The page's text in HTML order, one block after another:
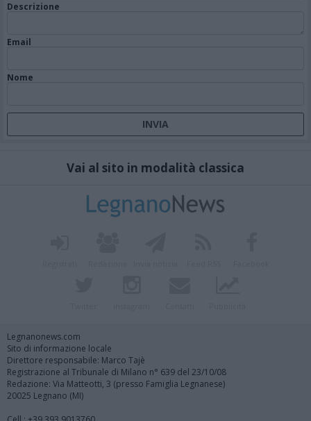
Descrizione
Email
Nome
Vai al sito in modalità classica
Legnanonews.com
Sito di informazione locale
Direttore responsabile: Marco Tajè
Registrazione al Tribunale di Milano n° 639 del 23/10/08
Redazione: Via Matteotti, 3 (presso Famiglia Legnanese)
20025 Legnano (MI)